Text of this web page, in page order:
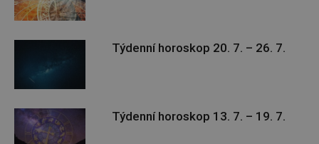
Týdenní horoskop 20. 7. – 26. 7.
Týdenní horoskop 13. 7. – 19. 7.